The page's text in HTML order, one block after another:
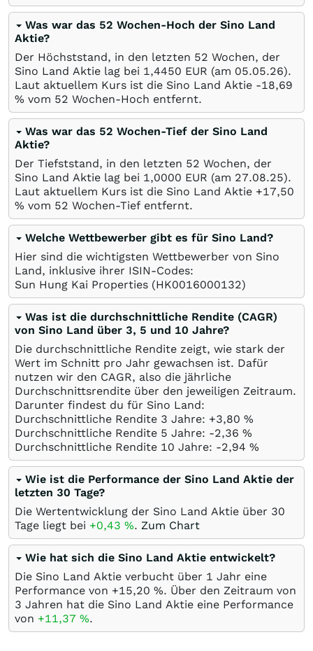
Was war das 52 Wochen-Hoch der Sino Land
Aktie?
Der Höchststand, in den letzten 52 Wochen, der
Sino Land Aktie lag bei 1,4450 EUR (am 05.05.26).
Laut aktuellem Kurs ist die Sino Land Aktie -18,69
% vom 52 Wochen-Hoch entfernt.
Was war das 52 Wochen-Tief der Sino Land
Aktie?
Der Tiefststand, in den letzten 52 Wochen, der
Sino Land Aktie lag bei 1,0000 EUR (am 27.08.25).
Laut aktuellem Kurs ist die Sino Land Aktie +17,50
% vom 52 Wochen-Tief entfernt.
Welche Wettbewerber gibt es für Sino Land?
Hier sind die wichtigsten Wettbewerber von Sino
Land, inklusive ihrer ISIN-Codes:
Sun Hung Kai Properties (HK0016000132)
Was ist die durchschnittliche Rendite (CAGR)
von Sino Land über 3, 5 und 10 Jahre?
Die durchschnittliche Rendite zeigt, wie stark der
Wert im Schnitt pro Jahr gewachsen ist. Dafür
nutzen wir den CAGR, also die jährliche
Durchschnittsrendite über den jeweiligen Zeitraum.
Darunter findest du für Sino Land:
Durchschnittliche Rendite 3 Jahre: +3,80 %
Durchschnittliche Rendite 5 Jahre: -2,36 %
Durchschnittliche Rendite 10 Jahre: -2,94 %
Wie ist die Performance der Sino Land Aktie der
letzten 30 Tage?
Die Wertentwicklung der Sino Land Aktie über 30
Tage liegt bei +0,43 %. Zum Chart
Wie hat sich die Sino Land Aktie entwickelt?
Die Sino Land Aktie verbucht über 1 Jahr eine
Performance von +15,20 %. Über den Zeitraum von
3 Jahren hat die Sino Land Aktie eine Performance
von +11,37 %.